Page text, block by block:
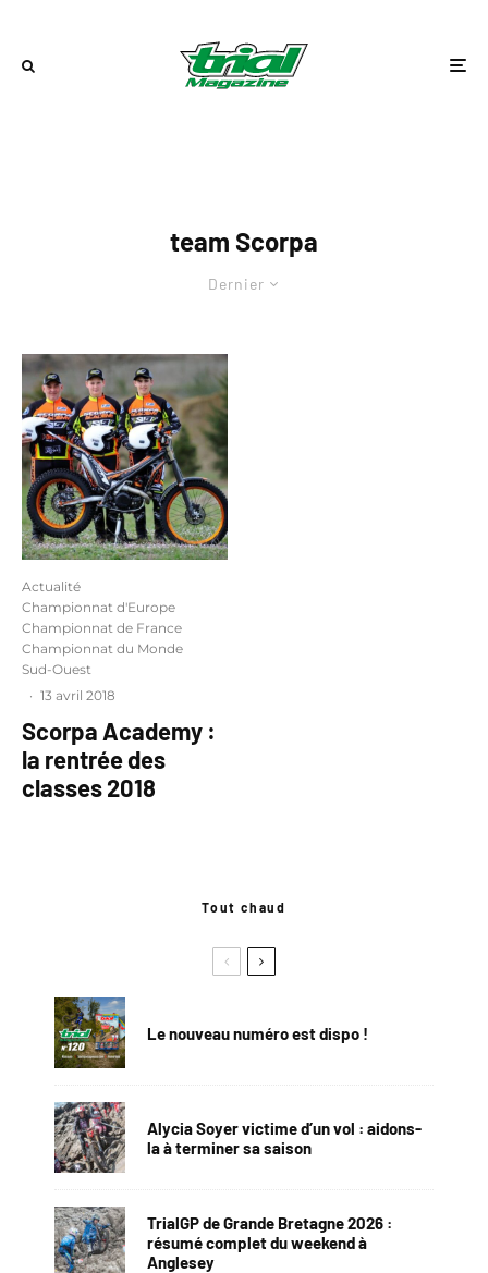
team Scorpa
Dernier
Actualité
Championnat d'Europe
Championnat de France
Championnat du Monde
Sud-Ouest
· 13 avril 2018
Scorpa Academy :
la rentrée des
classes 2018
Tout chaud
Le nouveau numéro est dispo !
Alycia Soyer victime d’un vol : aidons-
la à terminer sa saison
TrialGP de Grande Bretagne 2026 :
résumé complet du weekend à
Anglesey